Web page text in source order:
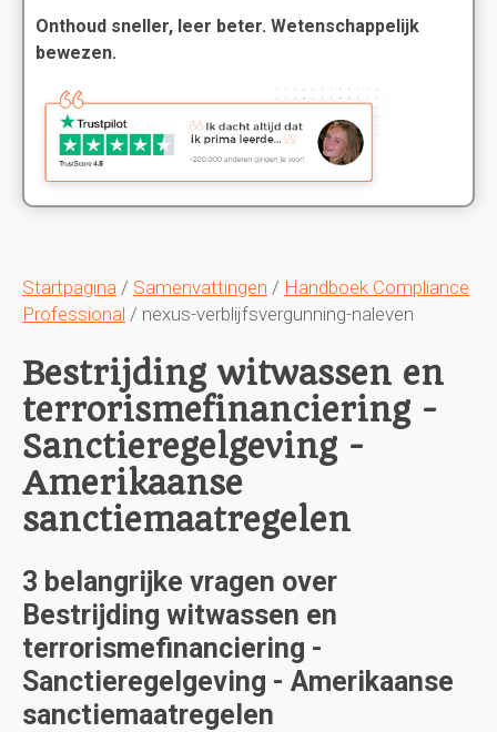
Startpagina / Samenvattingen / Handboek Compliance
Professional / nexus-verblijfsvergunning-naleven
Bestrijding witwassen en
terrorismefinanciering -
Sanctieregelgeving -
Amerikaanse
sanctiemaatregelen
3 belangrijke vragen over
Bestrijding witwassen en
terrorismefinanciering -
Sanctieregelgeving - Amerikaanse
sanctiemaatregelen
Onthoud sneller, leer beter. Wetenschappelijk
bewezen.